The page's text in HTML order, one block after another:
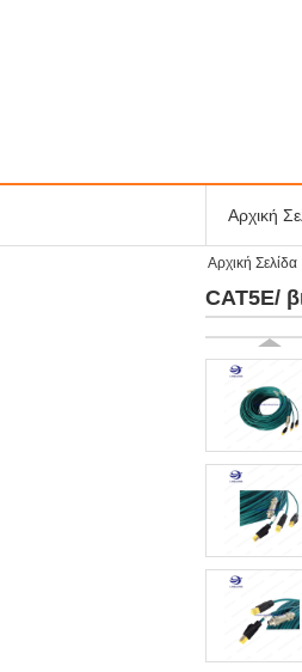
Αρχική
Αρχική Σελίδα
CAT5E/